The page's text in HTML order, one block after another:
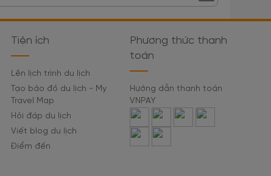
Tiện ích
Lên lịch trình du lịch
Tạo bảo đồ du lịch - My
Travel Map
Hỏi đáp du lịch
Viết blog du lịch
Điểm đến
Phương thức thanh
toán
Hướng dẫn thanh toán
VNPAY